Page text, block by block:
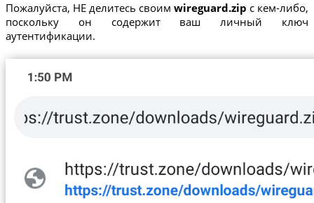
Пожалуйста, НЕ делитесь своимwireguard.zip с кем-либо,
поскольку он содержит ваш личный ключ
аутентификации.